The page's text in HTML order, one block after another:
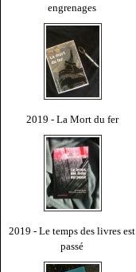
engrenages
2019 - La Mort du fer
2019 - Le temps des livres est
passé